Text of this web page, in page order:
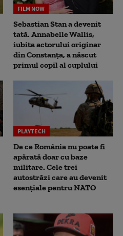
FILM NOW
Sebastian Stan a devenit
tată. Annabelle Wallis,
iubita actorului originar
din Constanța, a născut
primul copil al cuplului
PLAYTECH
De ce România nu poate fi
apărată doar cu baze
militare. Cele trei
autostrăzi care au devenit
esențiale pentru NATO